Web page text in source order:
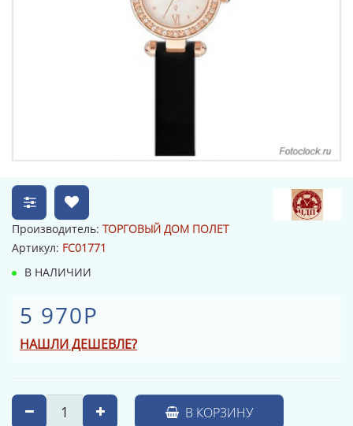
Производитель: ТОРГОВЫЙ ДОМ ПОЛЕТ
Артикул: FC01771
В НАЛИЧИИ
5 970Р
НАШЛИ ДЕШЕВЛЕ?
В КОРЗИНУ